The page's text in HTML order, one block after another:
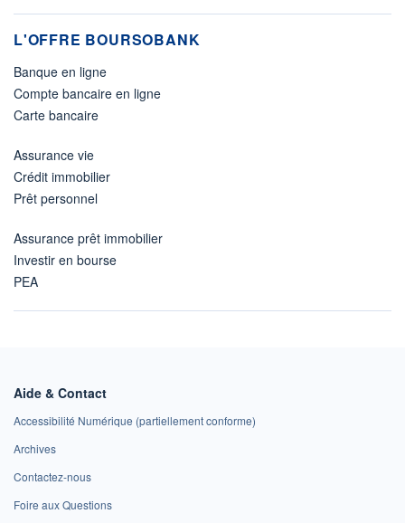
L'OFFRE BOURSOBANK
Banque en ligne
Compte bancaire en ligne
Carte bancaire
Assurance vie
Crédit immobilier
Prêt personnel
Assurance prêt immobilier
Investir en bourse
PEA
Aide & Contact
Accessibilité Numérique (partiellement conforme)
Archives
Contactez-nous
Foire aux Questions